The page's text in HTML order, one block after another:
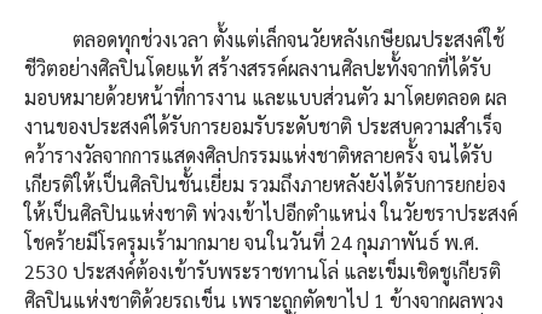
ตลอดทุกช่วงเวลา ตั้งแต่เล็กจนวัยหลังเกษียณประสงค์ใช้
ชีวิตอย่างศิลปินโดยแท้ สร้างสรรค์ผลงานศิลปะทั้งจากที่ได้รับ
มอบหมายด้วยหน้าที่การงาน และแบบส่วนตัว มาโดยตลอด ผล
งานของประสงค์ได้รับการยอมรับระดับชาติ ประสบความสำเร็จ
คว้ารางวัลจากการแสดงศิลปกรรมแห่งชาติหลายครั้ง จนได้รับ
เกียรติให้เป็นศิลปินชั้นเยี่ยม รวมถึงภายหลังยังได้รับการยกย่อง
ให้เป็นศิลปินแห่งชาติ พ่วงเข้าไปอีกตำแหน่ง ในวัยชราประสงค์
โชคร้ายมีโรครุมเร้ามากมาย จนในวันที่ 24 กุมภาพันธ์ พ.ศ.
2530 ประสงค์ต้องเข้ารับพระราชทานโล่ และเข็มเชิดชูเกียรติ
ศิลปินแห่งชาติด้วยรถเข็น เพราะถูกตัดขาไป 1 ข้างจากผลพวง